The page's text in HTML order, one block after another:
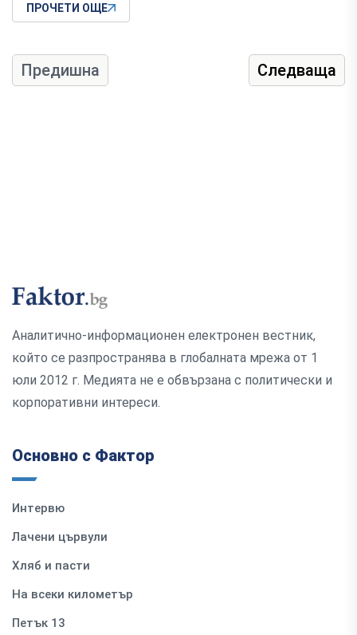
ПРОЧЕТИ ОЩЕ
Предишна Следваща
Аналитично-информационен електронен вестник,
който се разпространява в глобалната мрежа от 1
юли 2012 г. Медията не е обвързана с политически и
корпоративни интереси.
Основно с Фактор
Интервю
Лачени цървули
Хляб и пасти
На всеки километър
Петък 13